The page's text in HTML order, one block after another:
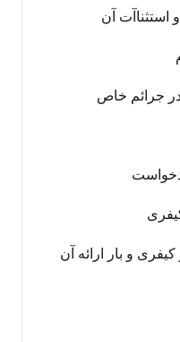
استثناآت آن
جرائم خاص
و بار ارائه آن